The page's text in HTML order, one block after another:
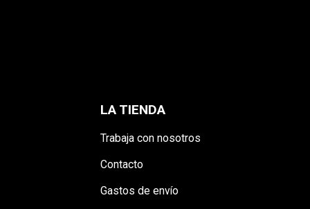
LA TIENDA
Trabaja con nosotros
Contacto
Gastos de envío